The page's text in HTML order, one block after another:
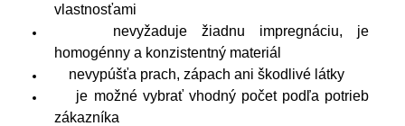
vlastnosťami
nevyžaduje žiadnu impregnáciu, je
homogénny a konzistentný materiál
nevypúšťa prach, zápach ani škodlivé látky
je možné vybrať vhodný počet podľa potrieb
zákazníka